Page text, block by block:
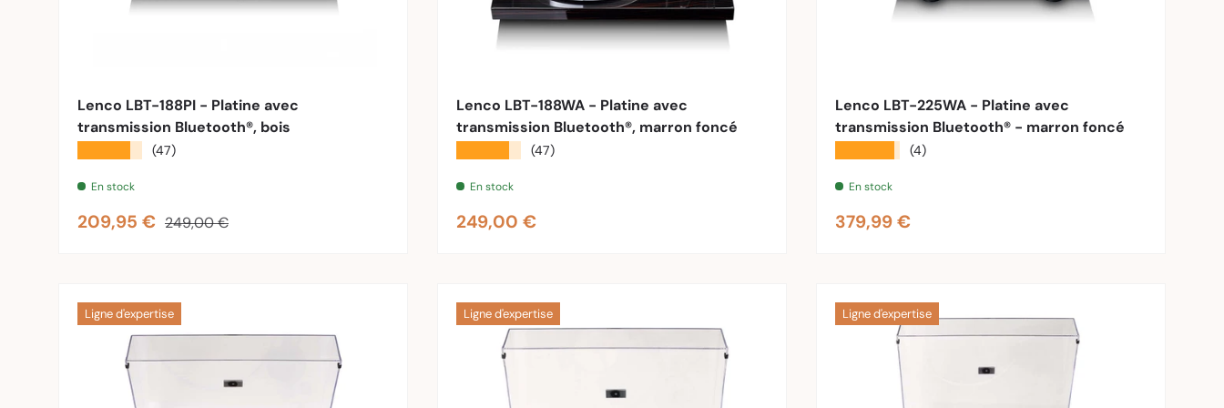
Lenco LBT-188PI - Platine avec
transmission Bluetooth®, bois
(47)
En stock
Prix soldé
209,95 € Prix habituel
249,00 €
Lenco LBT-188WA - Platine avec
transmission Bluetooth®, marron foncé
(47)
En stock
Prix habituel
249,00 €
Lenco LBT-225WA - Platine avec
transmission Bluetooth® - marron foncé
(4)
En stock
Prix habituel
379,99 €
Ligne d'expertise Ligne d'expertise Ligne d'expertise